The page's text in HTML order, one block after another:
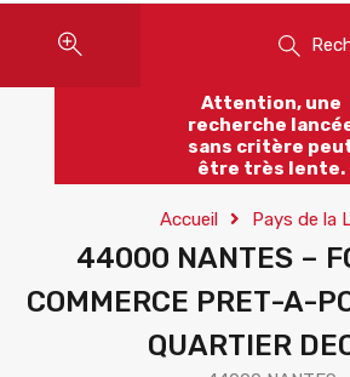
Attention, une
recherche
sans critère
être très lente.
Accueil Pays de la
44000 NANTES –
COMMERCE PRET-A-
QUARTIER